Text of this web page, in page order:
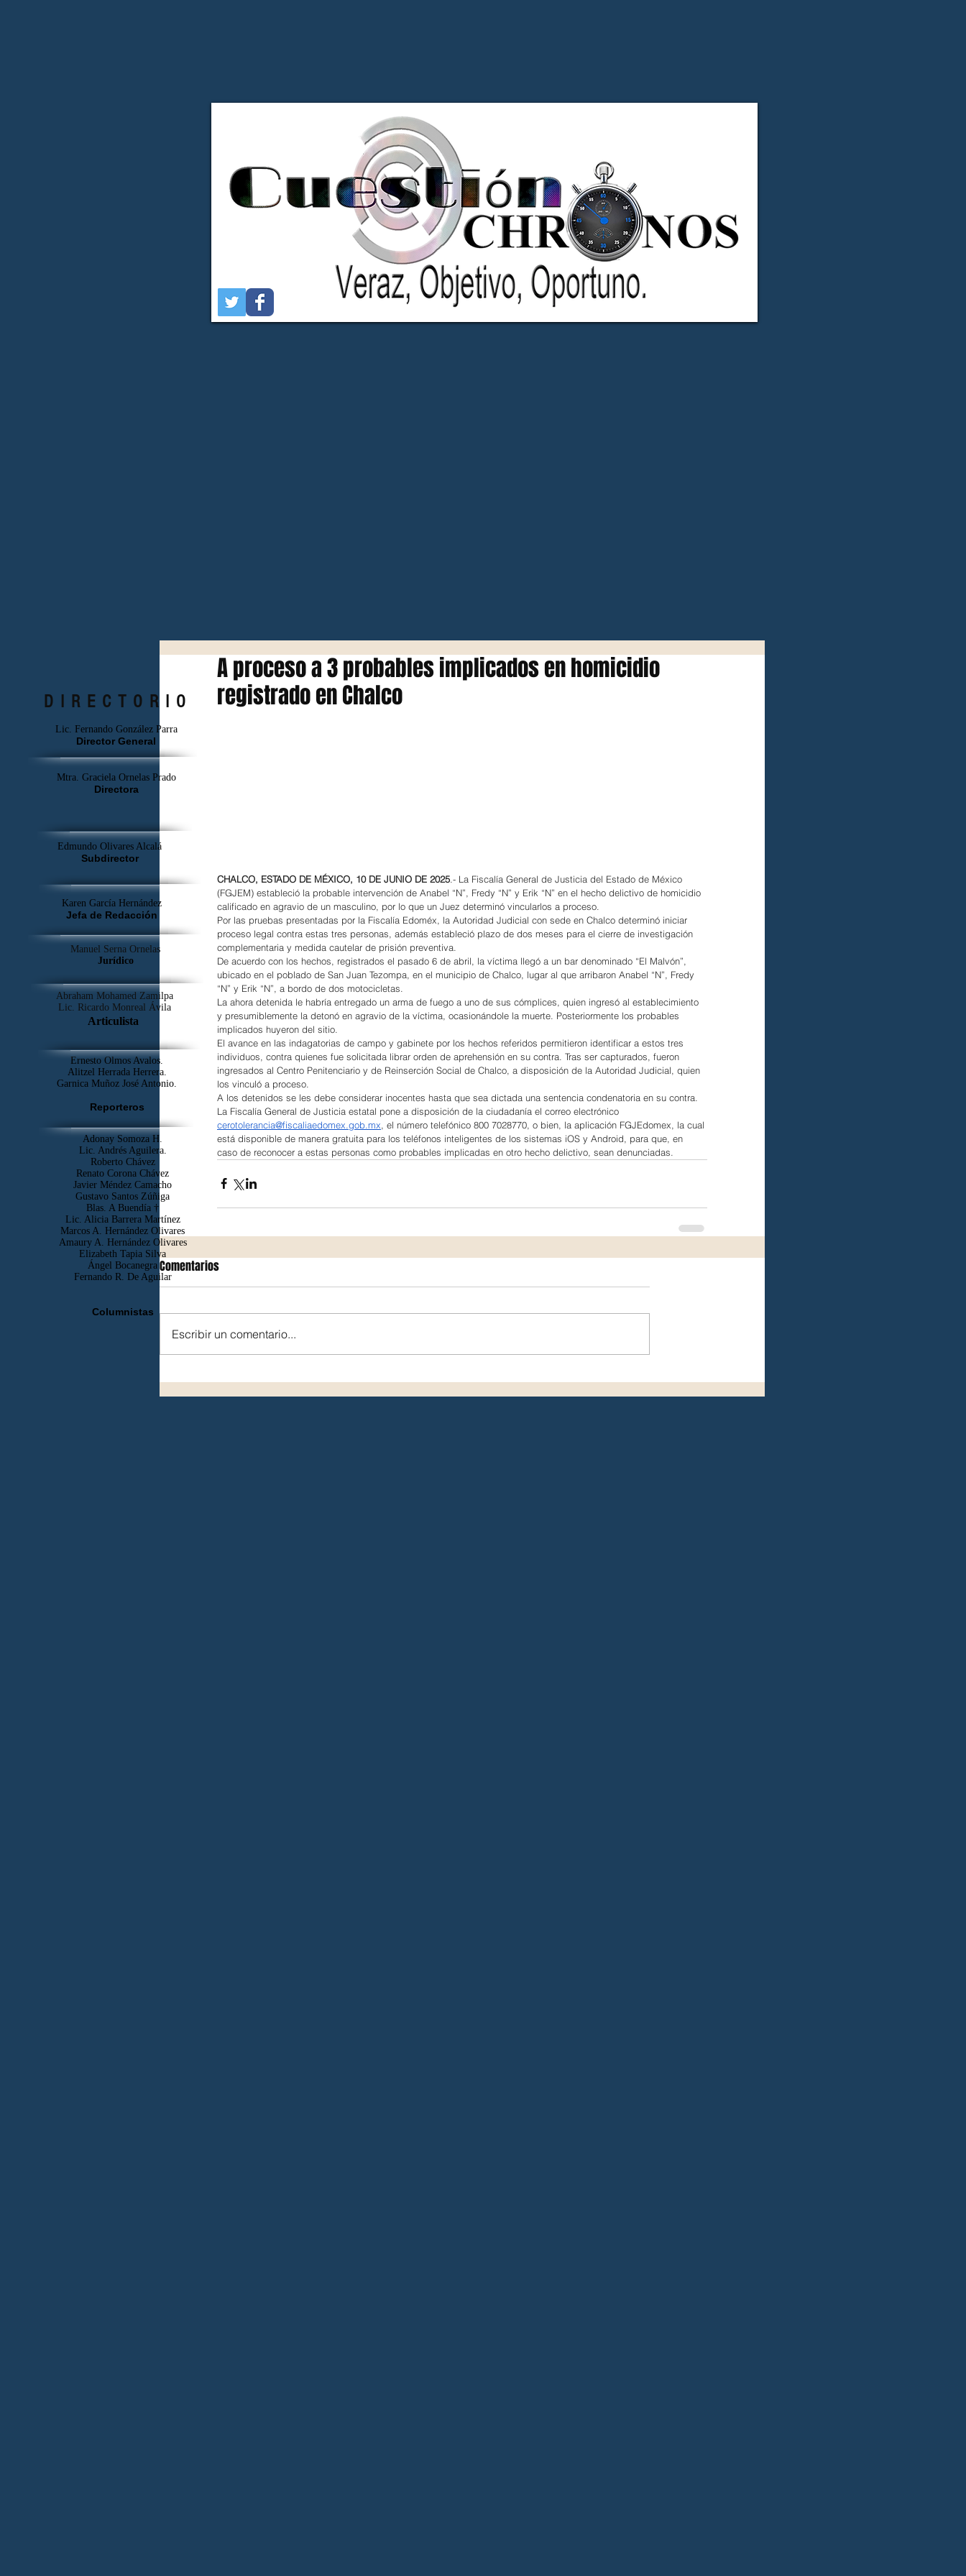
A proceso a 3 probables implicados en homicidio
registrado en Chalco
CHALCO, ESTADO DE MÉXICO, 10 DE JUNIO DE 2025 .- La Fiscalía General de Justicia del Estado de México
(FGJEM) estableció la probable intervención de Anabel “N”, Fredy “N” y Erik “N” en el hecho delictivo de homicidio
calificado en agravio de un masculino, por lo que un Juez determinó vincularlos a proceso.
Por las pruebas presentadas por la Fiscalía Edoméx, la Autoridad Judicial con sede en Chalco determinó iniciar
proceso legal contra estas tres personas, además estableció plazo de dos meses para el cierre de investigación
complementaria y medida cautelar de prisión preventiva.
De acuerdo con los hechos, registrados el pasado 6 de abril, la víctima llegó a un bar denominado “El Malvón”,
ubicado en el poblado de San Juan Tezompa, en el municipio de Chalco, lugar al que arribaron Anabel “N”, Fredy
“N” y Erik “N”, a bordo de dos motocicletas.
La ahora detenida le habría entregado un arma de fuego a uno de sus cómplices, quien ingresó al establecimiento
y presumiblemente la detonó en agravio de la víctima, ocasionándole la muerte. Posteriormente los probables
implicados huyeron del sitio.
El avance en las indagatorias de campo y gabinete por los hechos referidos permitieron identificar a estos tres
individuos, contra quienes fue solicitada librar orden de aprehensión en su contra. Tras ser capturados, fueron
ingresados al Centro Penitenciario y de Reinserción Social de Chalco, a disposición de la Autoridad Judicial, quien
los vinculó a proceso.
A los detenidos se les debe considerar inocentes hasta que sea dictada una sentencia condenatoria en su contra.
La Fiscalía General de Justicia estatal pone a disposición de la ciudadanía el correo electrónico
cerotolerancia@fiscaliaedomex.gob.mx , el número telefónico 800 7028770, o bien, la aplicación FGJEdomex, la cual
está disponible de manera gratuita para los teléfonos inteligentes de los sistemas iOS y Android, para que, en
caso de reconocer a estas personas como probables implicadas en otro hecho delictivo, sean denunciadas.
Comentarios
Escribir un comentario...
DIRECTORIO
Lic. Fernando González Parra
Director General
Mtra. Graciela Ornelas Prado
Directora
Edmundo Olivares Alcalá
Subdirector
Karen García Hernández
Jefa de Redacción
Manuel Serna Ornelas
Jurídico
Abraham Mohamed Zamilpa
Lic. Ricardo Monreal Ávila
Articulista
Ernesto Olmos Avalos.
Alitzel Herrada Herrera.
Garnica Muñoz José Antonio.
Reporteros
Adonay Somoza H.
Lic. Andrés Aguilera.
Roberto Chávez
Renato Corona Chávez
Javier Méndez Camacho
Gustavo Santos Zúñiga
Blas. A Buendía †
​Lic. Alicia Barrera Martínez
Marcos A. Hernández Olivares
Amaury A. Hernández Olivares
Elizabeth Tapia Silva
Ángel Bocanegra
Fernando R. De Aguilar
Columnistas